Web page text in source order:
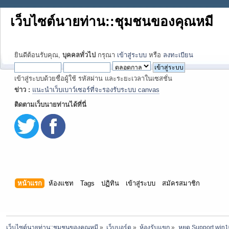
เว็บไซต์นายท่าน::ชุมชนของคุณหมี
ยินดีต้อนรับคุณ, บุคคลทั่วไป กรุณา เข้าสู่ระบบ หรือ ลงทะเบียน
เข้าสู่ระบบด้วยชื่อผู้ใช้ รหัสผ่าน และระยะเวลาในเซสชั่น
ข่าว : แนะนำเว็บเบาว์เซอร์ที่จะรองรับระบบ canvas
ติดตามเว็บนายท่านได้ที่นี่
หน้าแรก ห้องแชท Tags ปฏิทิน เข้าสู่ระบบ สมัครสมาชิก
เว็บไซต์นายท่าน::ชุมชนของคุณหมี » เว็บบอร์ด » ห้องรับแขก » หยุด Support